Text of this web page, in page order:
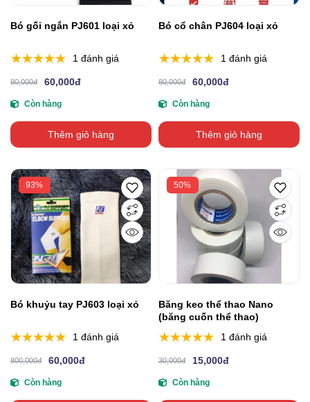
Bó gối ngắn PJ601 loại xỏ
1 đánh giá
80,000đ 60,000đ
Còn hàng
Thêm giỏ hàng
Bó cổ chân PJ604 loại xỏ
1 đánh giá
80,000đ 60,000đ
Còn hàng
Thêm giỏ hàng
93%
Bó khuỷu tay PJ603 loại xỏ
1 đánh giá
800,000đ 60,000đ
Còn hàng
50%
Băng keo thể thao Nano
(băng cuốn thể thao)
1 đánh giá
30,000đ 15,000đ
Còn hàng